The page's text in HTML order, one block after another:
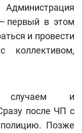
первый в этом
и провести
коллективом,
случаем и
после ЧП с
Позже